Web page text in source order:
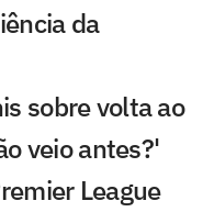
da
sobre volta ao
veio antes?'
League